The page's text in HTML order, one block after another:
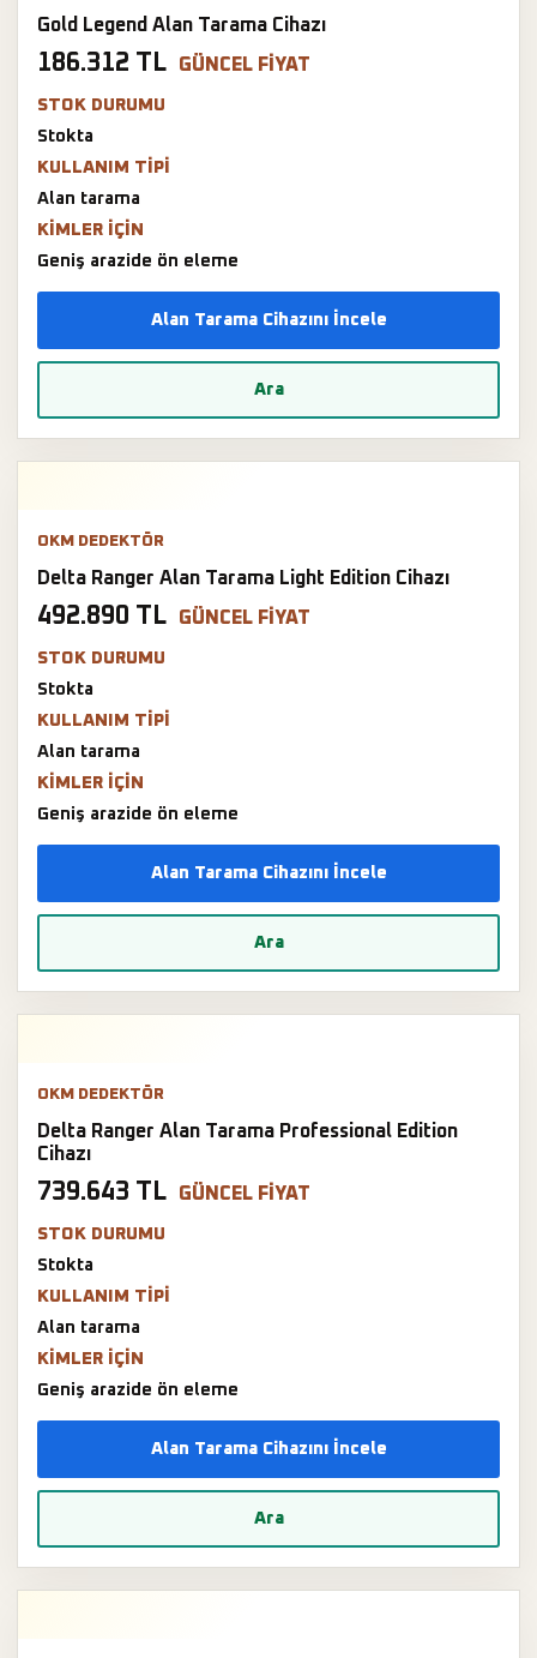
Gold Legend Alan Tarama Cihazı
186.312 TL GÜNCEL FIYAT
STOK DURUMU
Stokta
KULLANIM TIPI
Alan tarama
KIMLER IÇIN
Geniş arazide ön eleme
Alan Tarama Cihazını İncele
Ara
OKM DEDEKTÖR
Delta Ranger Alan Tarama Light Edition Cihazı
492.890 TL GÜNCEL FIYAT
STOK DURUMU
Stokta
KULLANIM TIPI
Alan tarama
KIMLER IÇIN
Geniş arazide ön eleme
Alan Tarama Cihazını İncele
Ara
OKM DEDEKTÖR
Delta Ranger Alan Tarama Professional Edition
Cihazı
739.643 TL GÜNCEL FIYAT
STOK DURUMU
Stokta
KULLANIM TIPI
Alan tarama
KIMLER IÇIN
Geniş arazide ön eleme
Alan Tarama Cihazını İncele
Ara